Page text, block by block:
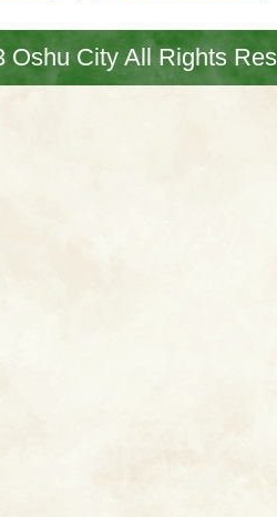
Oshu City All Rights